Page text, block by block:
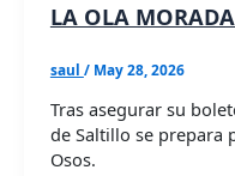
LA OLA
saul / May 28, 2026
Tras asegurar su
de Saltillo se prepara
Osos.